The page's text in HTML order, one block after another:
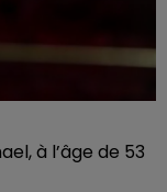
à l’âge de 53